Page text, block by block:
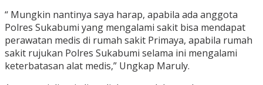
“ Mungkin nantinya saya harap, apabila ada anggota
Polres Sukabumi yang mengalami sakit bisa mendapat
perawatan medis di rumah sakit Primaya, apabila rumah
sakit rujukan Polres Sukabumi selama ini mengalami
keterbatasan alat medis,” Ungkap Maruly.